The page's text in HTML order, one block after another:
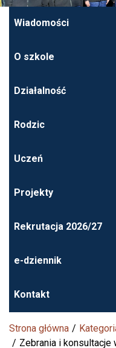
Wiadomości
O szkole
Działalność
Rodzic
Uczeń
Projekty
Rekrutacja 2026/27
e-dziennik
Kontakt
Strona główna
Zebrania i